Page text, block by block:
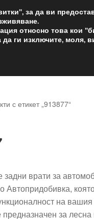
от 12 лв.
по целия
свят
с етикет „913877“
задни врати за
Автопридобивка,
на
за
за да ви
относно това кои
ги изключите, моля,